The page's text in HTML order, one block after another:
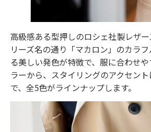
高級感ある型押しのロシェ社製レザ
リーズ名の通り「マカロン」のカラ
る美しい発色が特徴で、服に合わせ
ラーから、スタイリングのアクセン
で、全5色がラインナップします。